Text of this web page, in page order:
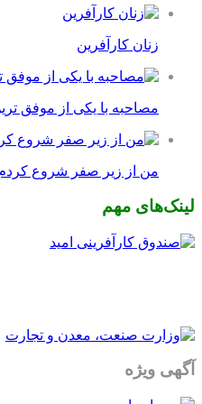
زنان کارآفرین
مصاحبه با یکی از موفق
من از زیر صفر شروع
لینک‌های مهم
آگهی ویژه